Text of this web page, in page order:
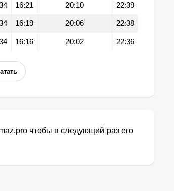
16:21 20:10 22:39
16:19 20:06 22:38
16:16 20:02 22:36
чтобы в следующий раз его